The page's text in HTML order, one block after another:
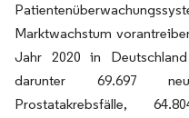
Marktwachstum
Jahr 2020 in
darunter 69.697
Prostatakrebsfälle,